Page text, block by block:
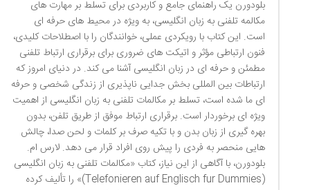
بلودورن یک راهنمای جامع و کاربردی برای تسلط بر مهارت های
مکالمه تلفنی به زبان انگلیسی، به ویژه در محیط های حرفه ای
است. این کتاب با رویکردی عملی، خوانندگان را با اصطلاحات کلیدی،
فنون ارتباطی مؤثر و اتیکت های ضروری برای برقراری ارتباط تلفنی
مطمئن و حرفه ای در زبان انگلیسی آشنا می کند. در دنیای امروز که
ارتباطات بین المللی بخش جدایی ناپذیری از زندگی شخصی و حرفه
ای ما شده است، تسلط بر مکالمات تلفنی به زبان انگلیسی از اهمیت
ویژه ای برخوردار است. برقراری ارتباط موفق از طریق تلفن، بدون
بهره گیری از زبان بدن و با تکیه صرف بر کلمات و لحن صدا، چالش
هایی منحصر به فردی را پیش روی افراد قرار می دهد. لارس ام.
بلودورن، با آگاهی از این نیاز، کتاب «مکالمات تلفنی به زبان انگلیسی
(Telefonieren auf Englisch fur Dummies)» را تألیف کرده